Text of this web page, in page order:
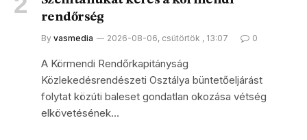
rendőrség
By vasmedia 2026-08-06, csütörtök , 13:07 0
A Körmendi Rendőrkapitányság
Közlekedésrendészeti Osztálya büntetőeljárást
folytat közúti baleset gondatlan okozása vétség
elkövetésének…